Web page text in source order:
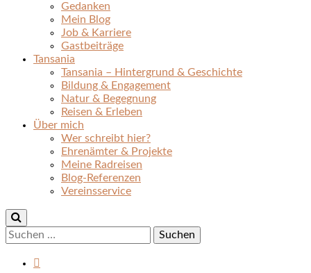
Gedanken
Mein Blog
Job & Karriere
Gastbeiträge
Tansania
Tansania – Hintergrund & Geschichte
Bildung & Engagement
Natur & Begegnung
Reisen & Erleben
Über mich
Wer schreibt hier?
Ehrenämter & Projekte
Meine Radreisen
Blog-Referenzen
Vereinsservice
Suchen
nach: